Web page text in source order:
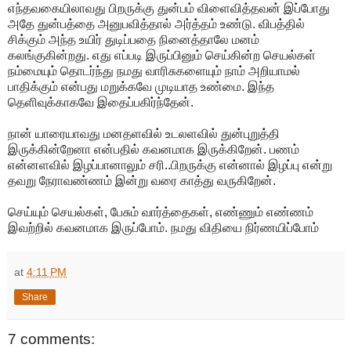
எந்தவகையிலாவது பிறருக்கு துன்பம் விளைவித்தவன் இப்போது
அதே துன்பத்தை அனுபவித்தால் அர்த்தம் உண்டு. விபத்தில்
சிக்கும் அந்த உயிர் துடிப்பதை நினைத்தாலே மனம்
கலங்குகின்றது. எது எப்படி இருப்பினும் செய்கின்ற செயல்கள்
நம்மையும் தொடர்ந்து நமது வாரிசுகளையும் நாம் அறியாமல்
பாதிக்கும் என்பது மறுக்கவே முடியாத உண்மை. இந்த
தெளிவுக்காகவே இதைப்பகிர்ந்தேன்.
நான் யாரையாவது மனதளவில் உடலளவில் துன்புறுத்தி
இருக்கின்றேனா என்பதில் கவனமாக இருக்கிறேன். பணம்
என்னளவில் இழப்பானாலும் சரி..பிறருக்கு என்னால் இழப்பு என்று
தவறு நேராவண்ணம் இன்று வரை காத்து வருகிறேன்.
செய்யும் செயல்கள், பேசும் வார்த்தைகள், எண்ணும் எண்ணம்
இவற்றில் கவனமாக இருப்போம். நமது விதியை நிர்ணயிப்போம்
at 4:11 PM
Share
7 comments: